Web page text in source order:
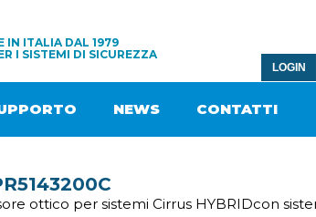
IN ITALIA DAL 1979
I SISTEMI DI SICUREZZA
LOGIN
NEWS CONTATTI
ottico per sistemi Cirrus HYBRIDcon